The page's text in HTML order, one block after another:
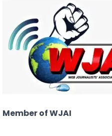
Member of WJAI